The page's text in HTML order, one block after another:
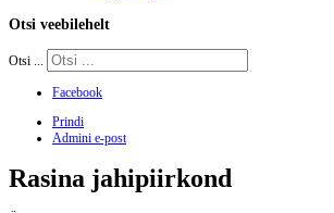
Otsi veebilehelt
Otsi ...
Facebook
Prindi
Admini e-post
Rasina jahipiirkond